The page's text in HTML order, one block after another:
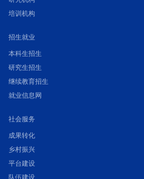
培训机构
招生就业
本科生招生
研究生招生
继续教育招生
就业信息网
社会服务
成果转化
乡村振兴
平台建设
队伍建设